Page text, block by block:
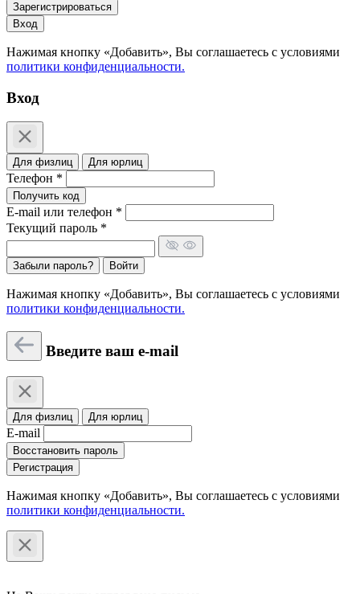
Зарегистрироваться
Вход
Нажимая кнопку «Добавить», Вы соглашаетесь c условиями
политики конфиденциальности.
Вход
Для физлиц Для юрлиц
Телефон *
Получить код
E-mail или телефон *
Текущий пароль *
Забыли пароль? Войти
Нажимая кнопку «Добавить», Вы соглашаетесь c условиями
политики конфиденциальности.
Введите ваш e-mail
Для физлиц Для юрлиц
E-mail
Восстановить пароль
Регистрация
Нажимая кнопку «Добавить», Вы соглашаетесь c условиями
политики конфиденциальности.